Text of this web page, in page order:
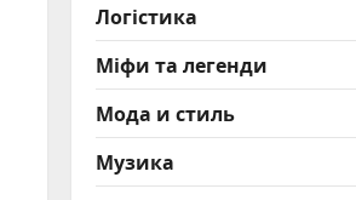
Логістика
Міфи та легенди
Мода и стиль
Музика